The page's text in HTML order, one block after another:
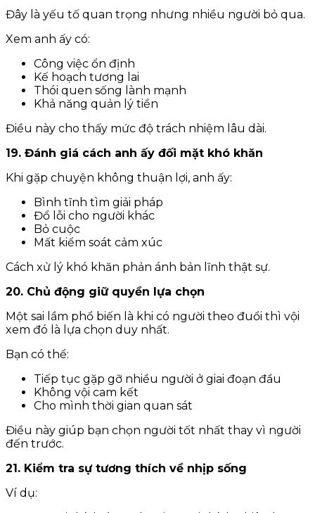
Đây là yếu tố quan trọng nhưng nhiều người bỏ qua.
Xem anh ấy có:
Công việc ổn định
Kế hoạch tương lai
Thói quen sống lành mạnh
Khả năng quản lý tiền
Điều này cho thấy mức độ trách nhiệm lâu dài.
19. Đánh giá cách anh ấy đối mặt khó khăn
Khi gặp chuyện không thuận lợi, anh ấy:
Bình tĩnh tìm giải pháp
Đổ lỗi cho người khác
Bỏ cuộc
Mất kiểm soát cảm xúc
Cách xử lý khó khăn phản ánh bản lĩnh thật sự.
20. Chủ động giữ quyền lựa chọn
Một sai lầm phổ biến là khi có người theo đuổi thì vội
xem đó là lựa chọn duy nhất.
Bạn có thể:
Tiếp tục gặp gỡ nhiều người ở giai đoạn đầu
Không vội cam kết
Cho mình thời gian quan sát
Điều này giúp bạn chọn người tốt nhất thay vì người
đến trước.
21. Kiểm tra sự tương thích về nhịp sống
Ví dụ: